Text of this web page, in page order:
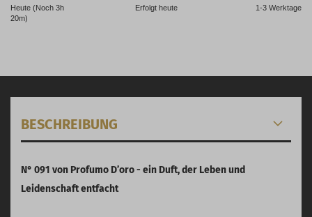
Heute (Noch 3h
20m)
Erfolgt heute
1-3 Werktage
BESCHREIBUNG
N° 091 von Profumo D’oro - ein Duft, der Leben und
Leidenschaft entfacht